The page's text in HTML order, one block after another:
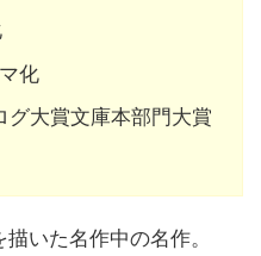
化
グ大賞文庫本部門大賞
いた名作中の名作。